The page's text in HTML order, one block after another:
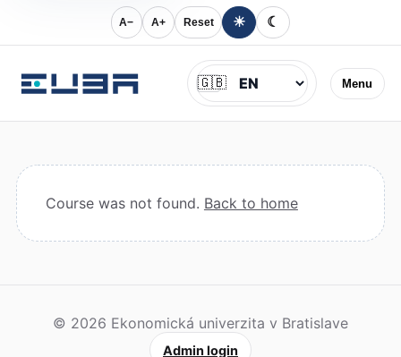
A− A+ Reset ☀ ☾
Menu
Jazyk
🇬🇧
Course was not found. Back to home
© 2026 Ekonomická univerzita v Bratislave
Admin login